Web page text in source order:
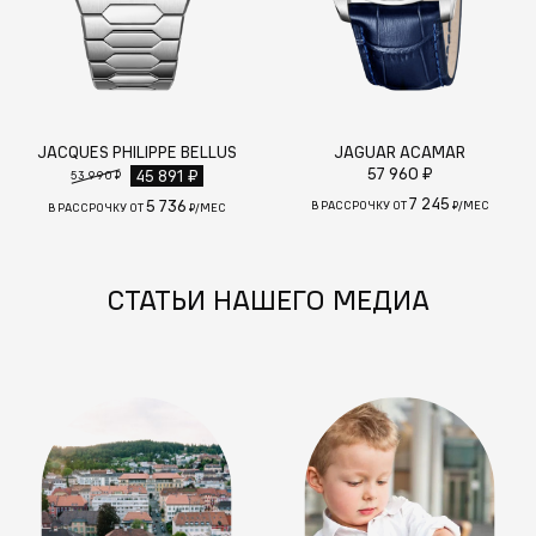
JACQUES PHILIPPE BELLUS
53 990 ₽ 45 891 ₽
В РАССРОЧКУ ОТ5 736 ₽/МЕС
JAGUAR ACAMAR
57 960 ₽
В РАССРОЧКУ ОТ7 245 ₽/МЕС
СТАТЬИ НАШЕГО МЕДИА